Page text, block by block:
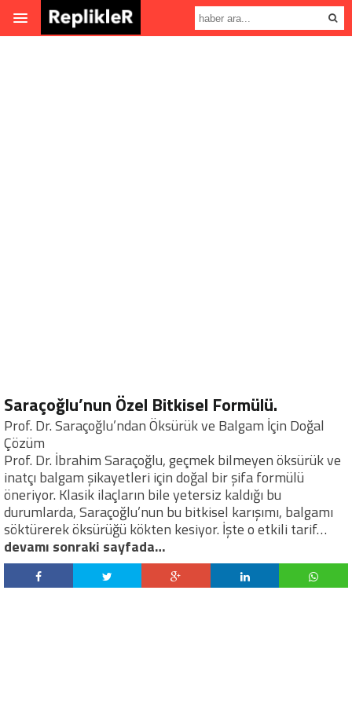
Saraçoğlu’nun Özel Bitkisel Formülü.
Prof. Dr. Saraçoğlu’ndan Öksürük ve Balgam İçin Doğal
Çözüm
Prof. Dr. İbrahim Saraçoğlu, geçmek bilmeyen öksürük ve
inatçı balgam şikayetleri için doğal bir şifa formülü
öneriyor. Klasik ilaçların bile yetersiz kaldığı bu
durumlarda, Saraçoğlu’nun bu bitkisel karışımı, balgamı
söktürerek öksürüğü kökten kesiyor. İşte o etkili tarif…
devamı sonraki sayfada…